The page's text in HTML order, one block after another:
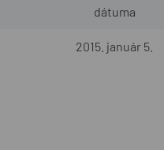
dátuma
2015. január 5.